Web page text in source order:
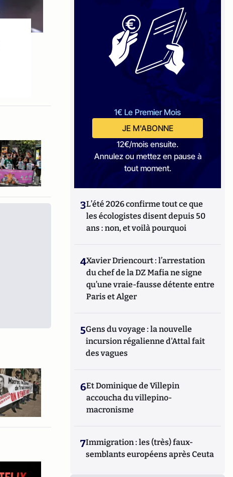
1€ Le Premier Mois
JE M'ABONNE
12€/mois ensuite.
Annulez ou mettez en pause à
tout moment.
3L’été 2026 confirme tout ce que
les écologistes disent depuis 50
ans : non, et voilà pourquoi
4Xavier Driencourt : l’arrestation
du chef de la DZ Mafia ne signe
qu’une vraie-fausse détente entre
Paris et Alger
5Gens du voyage : la nouvelle
incursion régalienne d'Attal fait
des vagues
6Et Dominique de Villepin
accoucha du villepino-
macronisme
7Immigration : les (très) faux-
semblants européens après Ceuta